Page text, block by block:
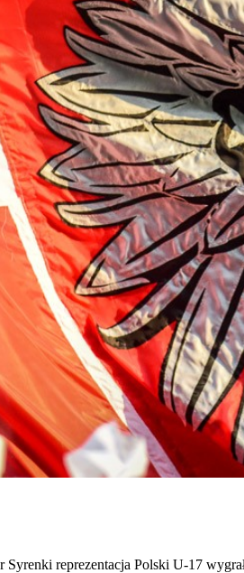
reprezentacja Polski U-17